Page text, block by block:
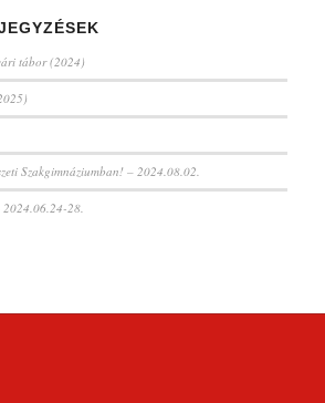
tábor (2024)
Szakgimnáziumban! – 2024.08.02.
28.